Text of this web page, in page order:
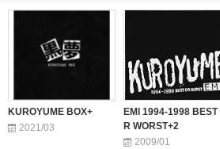
KUROYUME BOX+
2021/03
EMI 1994-1998 BEST
R WORST+2
2009/01